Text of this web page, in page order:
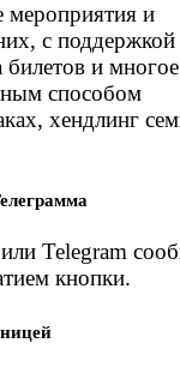
мероприятия и
с
билетов и многое
способом
хендлинг
Telegram
кнопки.